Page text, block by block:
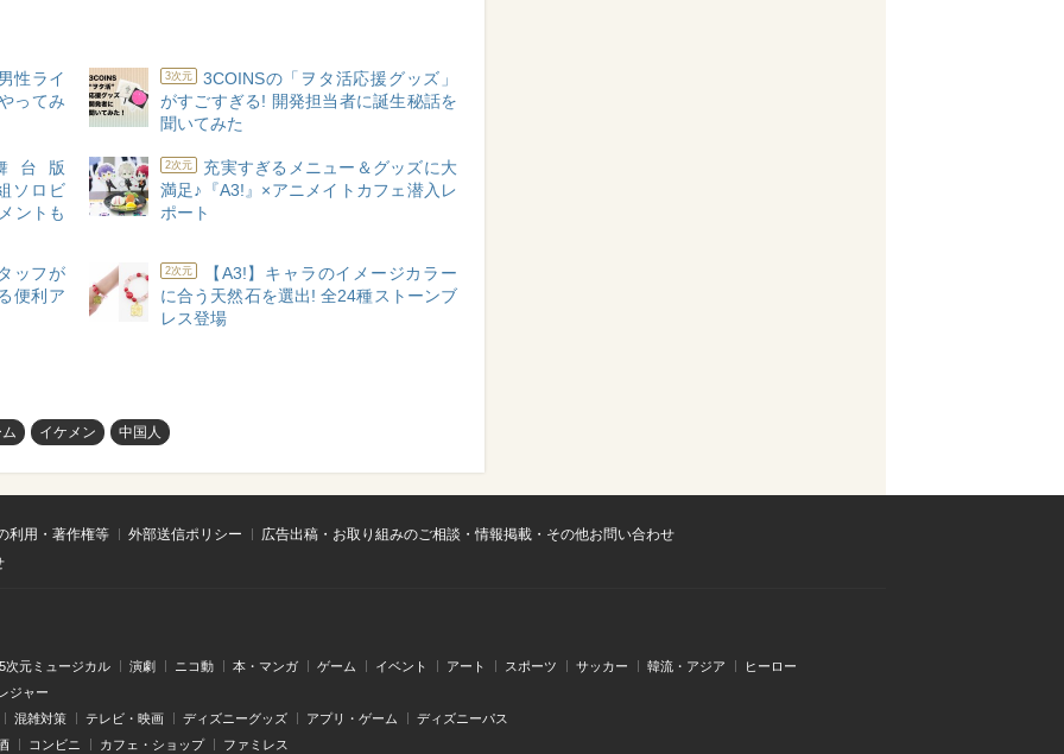
性ライ
ってみ
3次元
3COINSの「ヲタ活応援グッズ」
がすごすぎる! 開発担当者に誕生秘話を
聞いてみた
台版
ソロビ
ントも
2次元
充実すぎるメニュー＆グッズに大
満足♪『A3!』×アニメイトカフェ潜入レ
ポート
ッフが
便利ア
2次元
【A3!】キャラのイメージカラー
に合う天然石を選出! 全24種ストーンブ
レス登場
イケメン 中国人
利用・著作権等 外部送信ポリシー
広告出稿・お取り組みのご相談・情報掲載・その他お問い合わせ
次元ミュージカル 演劇 ニコ動 本・マンガ ゲーム イベント アート スポーツ サッカー 韓流・アジア
ヒーロー
ジャー
混雑対策
テレビ・映画 ディズニーグッズ アプリ・ゲーム
ディズニーパス
コンビニ カフェ・ショップ ファミレス